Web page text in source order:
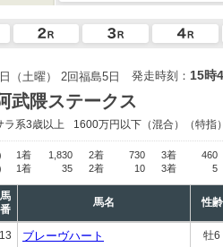
（土曜） 2回福島5日 発走時刻： 15時
武隈ステークス
ラ系3歳以上 1600万円以下 （混合）（特指
1着 1,830 2着 730 3着
460
1着 35 2着 10 3着 5
馬
番
馬名 性齢
13 ブレーヴハート 牡6